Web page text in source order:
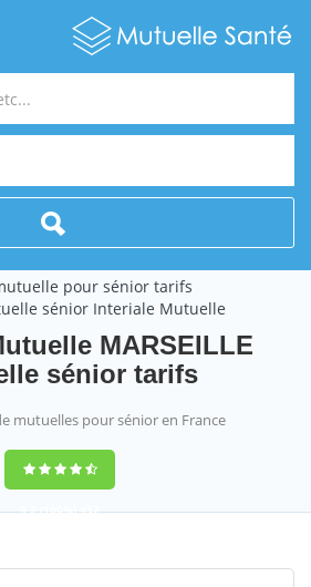
pour sénior tarifs
sénior Interiale Mutuelle
MARSEILLE
sénior tarifs
mutuelles pour sénior en France
9,2(100%)452